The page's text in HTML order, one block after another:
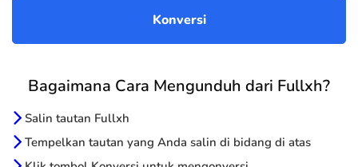
Bagaimana Cara Mengunduh dari Fullxh?
Salin tautan Fullxh
Tempelkan tautan yang Anda salin di bidang di atas